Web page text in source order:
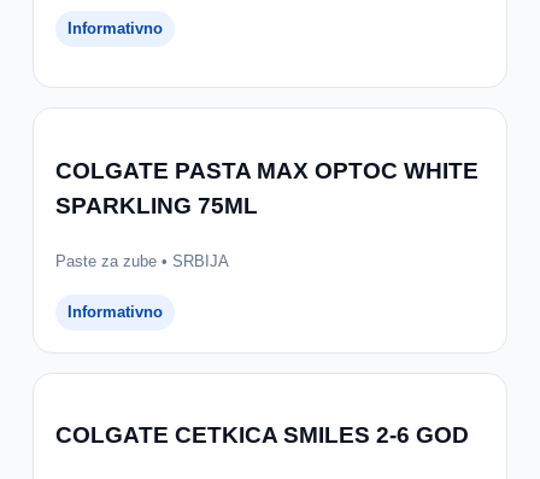
Informativno
COLGATE PASTA MAX OPTOC WHITE
SPARKLING 75ML
Paste za zube • SRBIJA
Informativno
COLGATE CETKICA SMILES 2-6 GOD